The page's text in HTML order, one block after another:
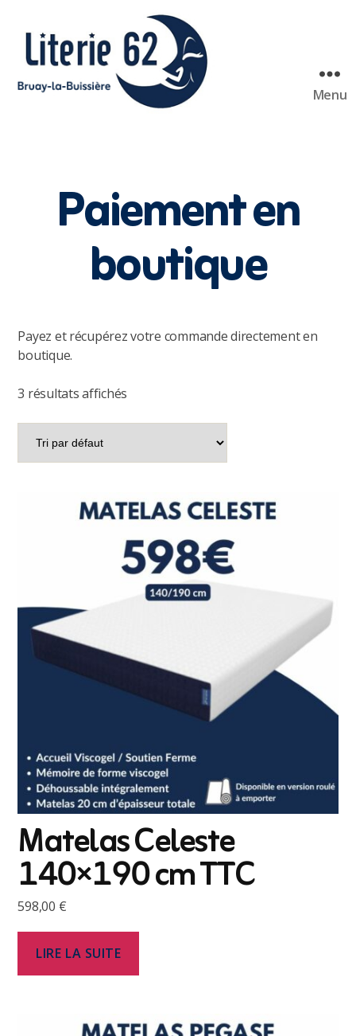
Menu
Paiement en
boutique
Payez et récupérez votre commande directement en
boutique.
3 résultats affichés
Matelas Celeste
140×190 cm TTC
598,00 €
LIRE LA SUITE